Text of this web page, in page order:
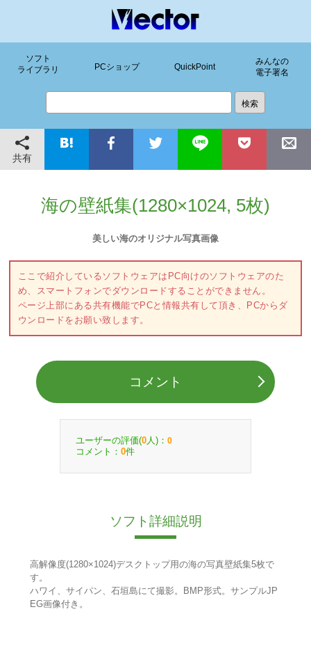
ソフト
ライブラリ
PCショップ QuickPoint
みんなの
電子署名
共有
海の壁紙集(1280×1024, 5枚)
美しい海のオリジナル写真画像
ここで紹介しているソフトウェアはPC向けのソフトウェアのた
め、スマートフォンでダウンロードすることができません。
ページ上部にある共有機能でPCと情報共有して頂き、PCからダ
ウンロードをお願い致します。
コメント
ユーザーの評価(0 人)： 0
コメント： 0件
ソフト詳細説明
高解像度(1280×1024)デスクトップ用の海の写真壁紙集5枚で
す。
ハワイ、サイパン、石垣島にて撮影。BMP形式。サンプルJP
EG画像付き。